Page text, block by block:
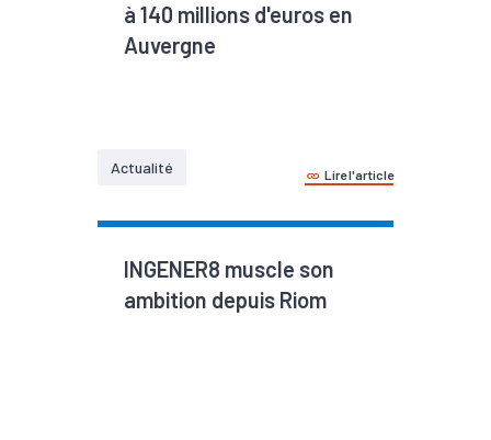
à 140 millions d'euros en
Auvergne
Actualité Lire l'article
INGENER8 muscle son
ambition depuis Riom